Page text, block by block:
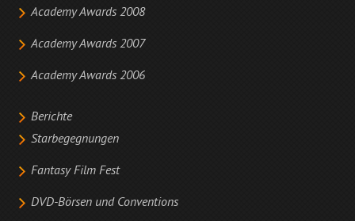
Academy Awards 2008
Academy Awards 2007
Academy Awards 2006
Berichte
Starbegegnungen
Fantasy Film Fest
DVD-Börsen und Conventions